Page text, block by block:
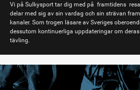
Vi på Sulkysport tar dig med på framtidens
delar med sig av sin vardag och sin strävan
kanaler. Som trogen läsare av Sveriges
dessutom kontinuerliga uppdateringar om
tävling.